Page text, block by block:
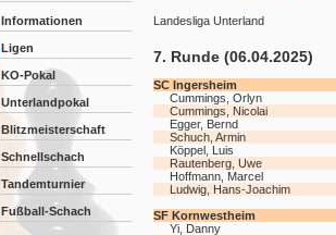
Informationen
Ligen
KO-Pokal
Unterlandpokal
Blitzmeisterschaft
Schnellschach
Tandemturnier
Fußball-Schach
Landesliga Unterland
7. Runde (06.04.2025)
SC Ingersheim
Cummings, Orlyn
Cummings, Nicolai
Egger, Bernd
Schuch, Armin
Köppel, Luis
Rautenberg, Uwe
Hoffmann, Marcel
Ludwig, Hans-Joachim
SF Kornwestheim
Yi, Danny